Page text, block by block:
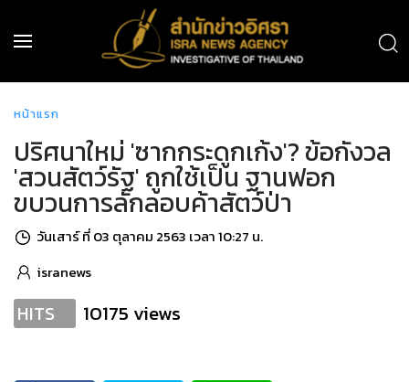
หน้าแรก
ปริศนาใหม่ 'ซากกระดูกเก้ง'? ข้อกังวล
'สวนสัตว์รัฐ' ถูกใช้เป็น ฐานฟอก
ขบวนการลักลอบค้าสัตว์ป่า
วันเสาร์ ที่ 03 ตุลาคม 2563 เวลา 10:27 น.
isranews
HITS 10175 views